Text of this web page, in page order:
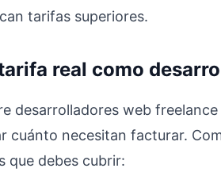
tarifas superiores.
real como
desarrolladores web
cuánto necesitan facturar.
que debes cubrir: